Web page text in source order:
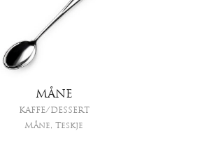
MÅNE
KAFFE/DESSERT
Måne, Teskje